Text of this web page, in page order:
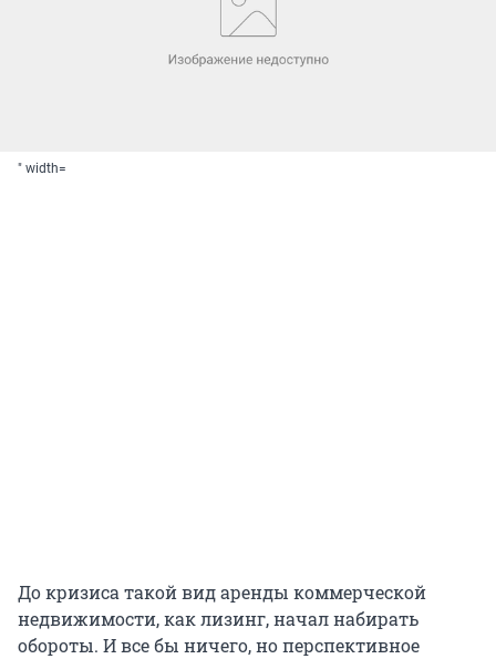
" width=
До кризиса такой вид аренды коммерческой
недвижимости, как лизинг, начал набирать
обороты. И все бы ничего, но перспективное